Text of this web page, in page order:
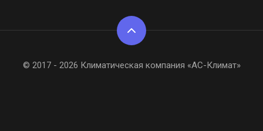
© 2017 - 2026 Климатическая компания «АС-Климат»